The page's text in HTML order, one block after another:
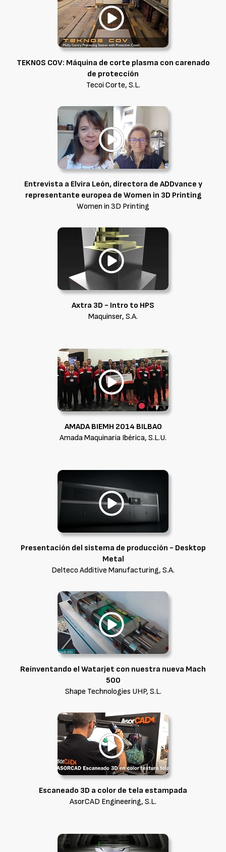
TEKNOS COV: Máquina de corte plasma con carenado
de protección
Tecoi Corte, S.L.
Entrevista a Elvira León, directora de ADDvance y
representante europea de Women in 3D Printing
Women in 3D Printing
Axtra 3D - Intro to HPS
Maquinser, S.A.
AMADA BIEMH 2014 BILBAO
Amada Maquinaria Ibérica, S.L.U.
Presentación del sistema de producción - Desktop
Metal
Delteco Additive Manufacturing, S.A.
Reinventando el Watarjet con nuestra nueva Mach
500
Shape Technologies UHP, S.L.
Escaneado 3D a color de tela estampada
AsorCAD Engineering, S.L.